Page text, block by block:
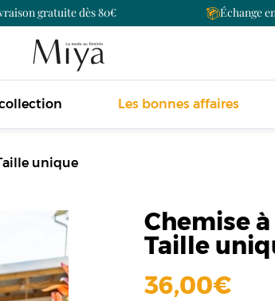
gratuite dès 80 Échange
Les bonnes affaires
unique
Chemise
Taille
36,00